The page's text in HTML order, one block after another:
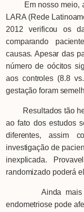
Em nosso meio,
LARA (Rede
2012 verificou os
comparando
causas. Apesar das
número de oócitos
aos controles (8.8
gestação foram
Resultados tão
ao fato dos estudos
diferentes, assim
investigação de
inexplicada.
randomizado poderá
Ainda mais
endometriose pode